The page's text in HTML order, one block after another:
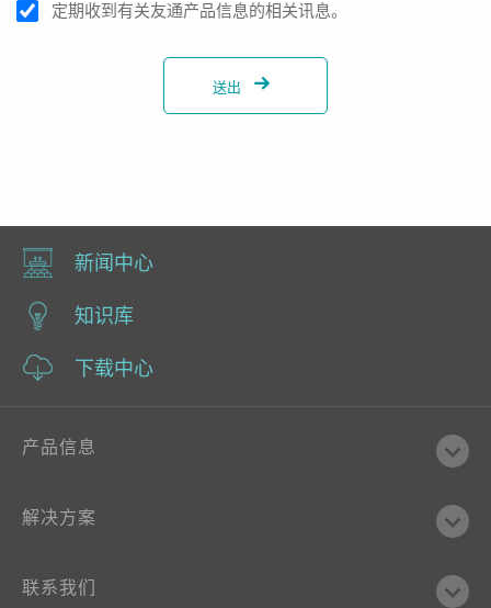
定期收到有关友通产品信息的相关讯息。
送出
新闻中心
知识库
下载中心
产品信息
解决方案
联系我们